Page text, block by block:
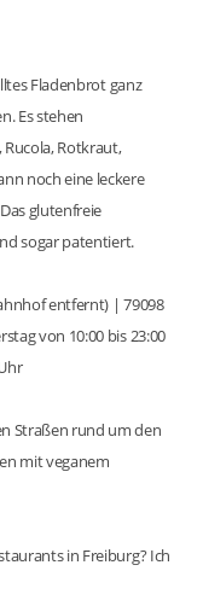
Fladenbrot ganz
Es stehen
Rucola, Rotkraut,
noch eine leckere
glutenfreie
sogar patentiert.
entfernt) | 79098
von 10:00 bis 23:00
Straßen rund um den
mit veganem
in Freiburg? Ich